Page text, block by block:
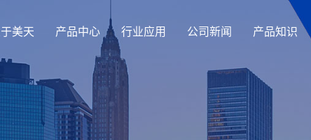
美天 产品中心 行业应用 公司新闻 产品知识